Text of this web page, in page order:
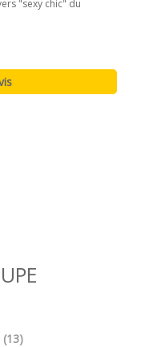
"sexy chic" du